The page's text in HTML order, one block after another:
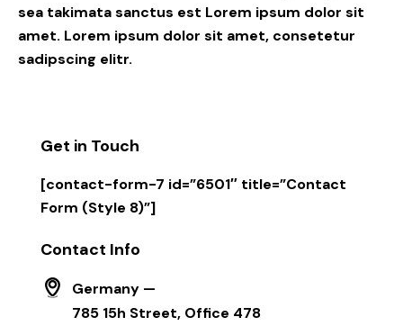
sea takimata sanctus est Lorem ipsum dolor sit
amet. Lorem ipsum dolor sit amet, consetetur
sadipscing elitr.
Get in Touch
[contact-form-7 id=”6501″ title=”Contact
Form (Style 8)”]
Contact Info
Germany —
785 15h Street, Office 478